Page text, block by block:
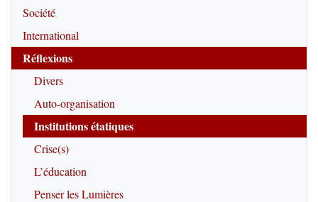
Société
International
Réflexions
Divers
Auto-organisation
Institutions étatiques
Crise(s)
L’éducation
Penser les Lumières